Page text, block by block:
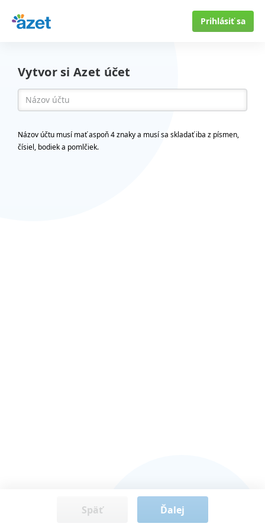
Prihlásiť sa
Vytvor si Azet účet
Názov účtu musí mať aspoň 4 znaky a musí sa skladať iba z písmen,
čísiel, bodiek a pomlčiek.